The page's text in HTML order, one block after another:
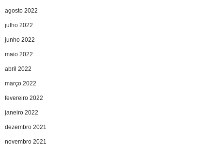
agosto 2022
julho 2022
junho 2022
maio 2022
abril 2022
março 2022
fevereiro 2022
janeiro 2022
dezembro 2021
novembro 2021